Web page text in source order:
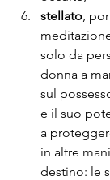
stellato,
solo da
donna a
sul
e il suo
a
in altre
destino: le